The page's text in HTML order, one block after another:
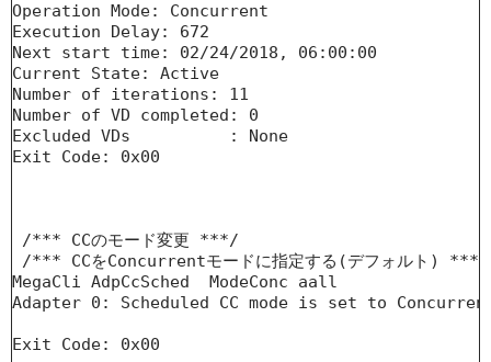
Operation Mode: Concurrent
Execution Delay: 672
Next start time: 02/24/2018, 06:00:00
Current State: Active
Number of iterations: 11
Number of VD completed: 0
Excluded VDs          : None
Exit Code: 0x00
/*** CCのモード変更 ***/
/*** CCをConcurrentモードに指定する(デフォルト)
MegaCli AdpCcSched  ModeConc aall
Adapter 0: Scheduled CC mode is set to
Exit Code: 0x00